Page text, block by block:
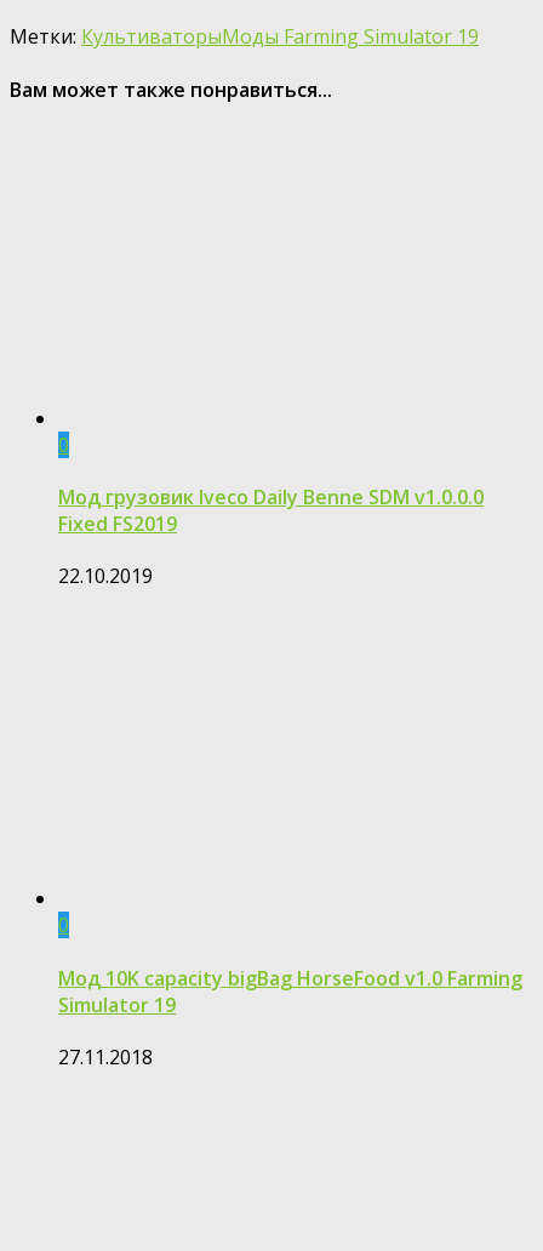
Метки: КультиваторыМоды Farming Simulator 19
Вам может также понравиться...
0
Мод грузовик Iveco Daily Benne SDM v1.0.0.0
Fixed FS2019
22.10.2019
0
Мод 10K capacity bigBag HorseFood v1.0 Farming
Simulator 19
27.11.2018